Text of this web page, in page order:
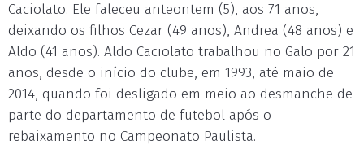
Caciolato. Ele faleceu anteontem (5), aos 71 anos,
deixando os filhos Cezar (49 anos), Andrea (48 anos) e
Aldo (41 anos). Aldo Caciolato trabalhou no Galo por 21
anos, desde o início do clube, em 1993, até maio de
2014, quando foi desligado em meio ao desmanche de
parte do departamento de futebol após o
rebaixamento no Campeonato Paulista.